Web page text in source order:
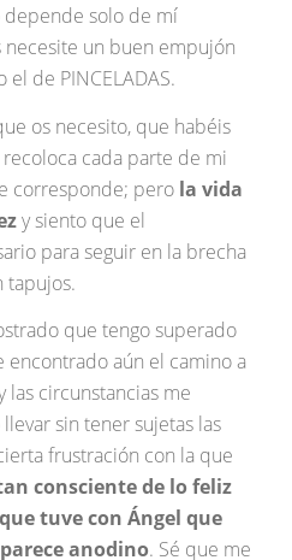
solo de mí
un buen empujón
de PINCELADAS.
os necesito, que habéis
cada parte de mi
corresponde; pero la vida
y siento que el
para seguir en la brecha
tapujos.
que tengo superado
aún el camino a
las circunstancias me
sin tener sujetas las
frustración con la que
consciente de lo feliz
tuve con Ángel que
anodino. Sé que me